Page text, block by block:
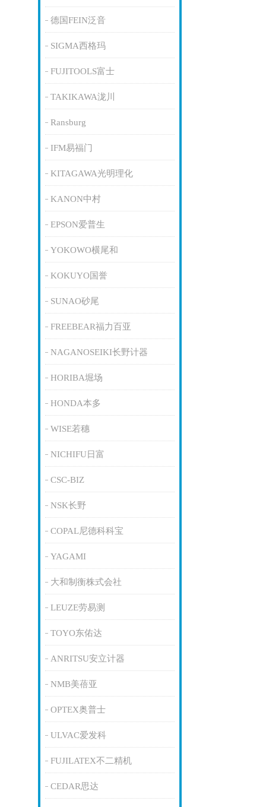
德国FEIN泛音
SIGMA西格玛
FUJITOOLS富士
TAKIKAWA泷川
Ransburg
IFM易福门
KITAGAWA光明理化
KANON中村
EPSON爱普生
YOKOWO横尾和
KOKUYO国誉
SUNAO砂尾
FREEBEAR福力百亚
NAGANOSEIKI长野计器
HORIBA堀场
HONDA本多
WISE若穗
NICHIFU日富
CSC-BIZ
NSK长野
COPAL尼德科科宝
YAGAMI
大和制衡株式会社
LEUZE劳易测
TOYO东佑达
ANRITSU安立计器
NMB美蓓亚
OPTEX奥普士
ULVAC爱发科
FUJILATEX不二精机
CEDAR思达